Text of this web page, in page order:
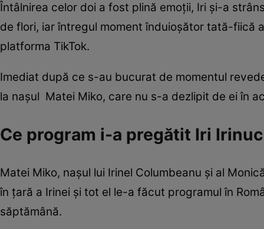
Întâlnirea celor doi a fost plină emoții, Iri și-a
de flori, iar întregul moment înduioșător tată-fiică
platforma TikTok.
Imediat după ce s-au bucurat de momentul
la nașul Matei Miko, care nu s-a dezlipit de ei în
Ce program i-a pregătit Iri
Matei Miko, nașul lui Irinel Columbeanu și al
în țară a Irinei și tot el le-a făcut programul în
săptămână.